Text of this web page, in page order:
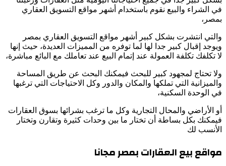
في الشراء والبيع نقوم باستخدام أشهر مواقع التسويق العقاري
بمصر،
والتي انتشرت بشكل كبير أشهر مواقع التسويق العقاري بمصر
ويوجد إقبال كبير جدا لها لما توفره من المميزات العديدة، حيث إنها
لا تكلفك تكلفة العمولة عند إتمام البيع عند تعاملك مع البائع مباشرة،
ولا تحتاج لمجهود كبير للبحث فيمكنك البحث عن طريق المساحة
والميزانية التي تملكها والمكان والدور وكل الاحتياجات التي ترغبها
في الوحدة السكنية،
أو الأراضي والمحال التجارية وكل ما ترغب بشرائها بسوق العقارات
فيمكنك بكل بساطة أن تختار ما بين وحدات كثيرة وتقارن وتختار
الأنسب لك
مواقع بيع العقارات بمصر مجانا